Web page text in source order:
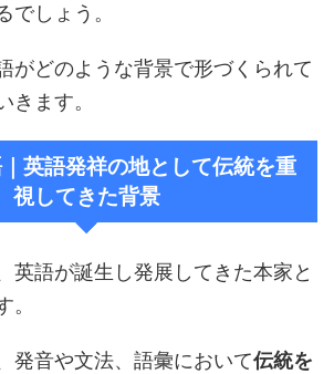
でしょう。
がどのような背景で形づくられて
きます。
英語発祥の地として伝統を重
視してきた背景
英語が誕生し発展してきた本家と
。
発音や文法、語彙において伝統を